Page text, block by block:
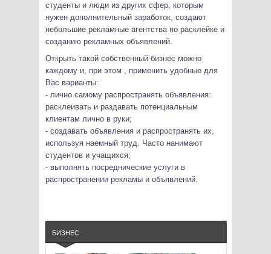
студенты и люди из других сфер, которым
нужен дополнительный заработок, создают
небольшие рекламные агентства по расклейке и
созданию рекламных объявлений.
Открыть такой собственный бизнес можно
каждому и, при этом , применить удобные для
Вас варианты:
- лично самому распространять объявления:
расклеивать и раздавать потенциальным
клиентам лично в руки;
- создавать объявления и распространять их,
используя наемный труд. Часто нанимают
студентов и учащихся;
- выполнять посреднические услуги в
распространении рекламы и объявлений.
БИЗНЕС